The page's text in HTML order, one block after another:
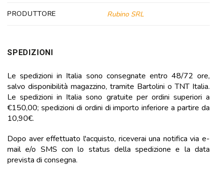
PRODUTTORE
Rubino SRL
SPEDIZIONI
Le spedizioni in Italia sono consegnate entro 48/72 ore,
salvo disponibilità magazzino, tramite Bartolini o TNT Italia.
Le spedizioni in Italia sono gratuite per ordini superiori a
€150,00; spedizioni di ordini di importo inferiore a partire da
10,90€.
Dopo aver effettuato l'acquisto, riceverai una notifica via e-
mail e/o SMS con lo status della spedizione e la data
prevista di consegna.